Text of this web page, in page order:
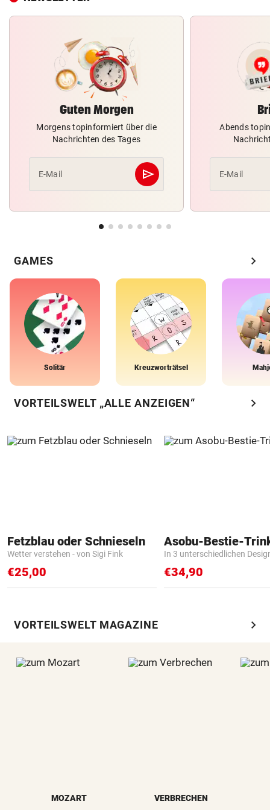
Guten Morgen
Morgens topinformiert über die
Nachrichten des Tages
E-Mail send
Abschicken
Abends
E-Mail
GAMES chevron_right
Solitär Kreuzworträtsel
VORTEILSWELT „ALLE ANZEIGEN“ chevron_right
Fetzblau oder Schnieseln
Wetter verstehen - von Sigi Fink
€25,00
Asobu-Bestie-
In 3 unterschiedlichen
€34,90
VORTEILSWELT MAGAZINE chevron_right
MOZART VERBRECHEN